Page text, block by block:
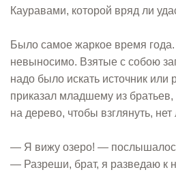
Кауравами, которой вряд ли
Было самое жаркое время
невыносимо. Взятые с собою
надо было искать источник или
приказал младшему из братьев,
на дерево, чтобы взглянуть, нет
— Я вижу озеро! —
— Разреши, брат, я разведаю к